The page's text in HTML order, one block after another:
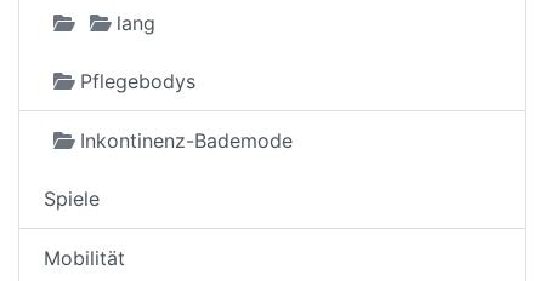
lang
Pflegebodys
Inkontinenz-Bademode
Spiele
Mobilität